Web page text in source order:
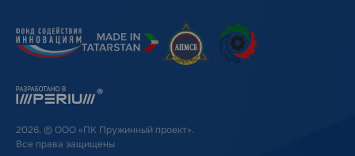
2026, © ООО «ПК Пружинный проект».
Все права защищены